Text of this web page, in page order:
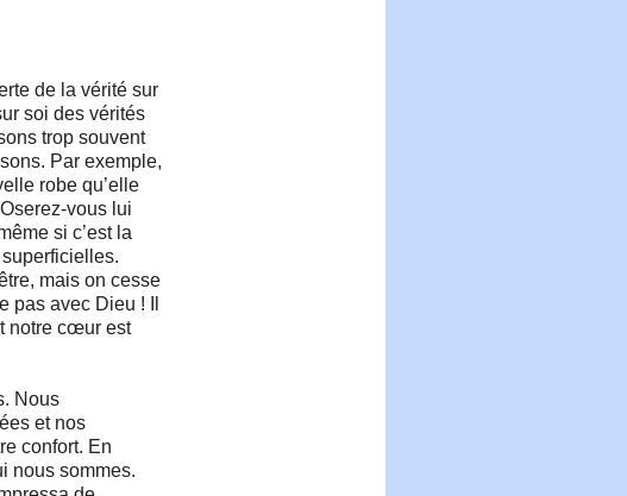
de la vérité sur
soi des vérités
trop souvent
Par exemple,
robe qu’elle
vous lui
si c’est la
mais on cesse
pas avec Dieu ! Il
notre cœur est
Nous
et nos
confort. En
nous sommes.